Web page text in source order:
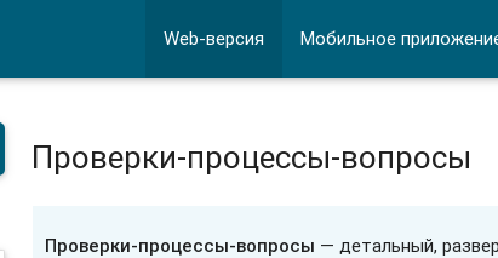
Web-версия Мобильное
Проверки-процессы-вопросы
Проверки-процессы-вопросы — детальный,